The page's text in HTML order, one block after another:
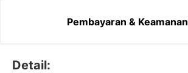
Pembayaran & Keamanan
Detail: